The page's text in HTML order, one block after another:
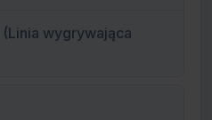
wygrywająca